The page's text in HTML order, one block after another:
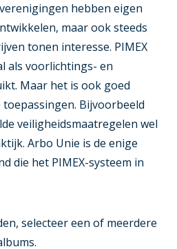
hebben eigen
maar ook steeds
tonen interesse. PIMEX
als voorlichtings- en
Maar het is ook goed
Bijvoorbeeld
veiligheidsmaatregelen wel
Arbo Unie is de enige
die het PIMEX-systeem in
selecteer een of meerdere